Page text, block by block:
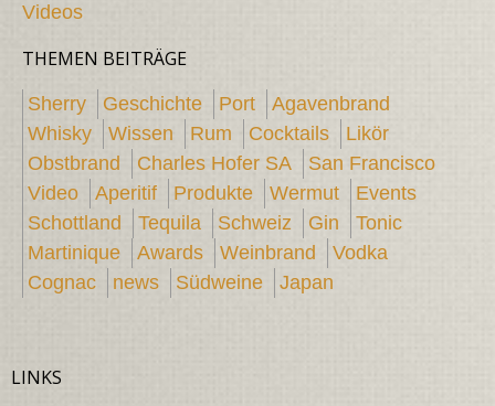
Videos
THEMEN BEITRÄGE
Sherry Geschichte Port
Agavenbrand
Whisky
Wissen Rum Cocktails
Likör
Obstbrand
Charles Hofer SA
San Francisco
Video
Aperitif Produkte Wermut
Events
Schottland
Tequila Schweiz Gin
Tonic
Martinique
Awards Weinbrand
Vodka
Cognac
news Südweine Japan
LINKS